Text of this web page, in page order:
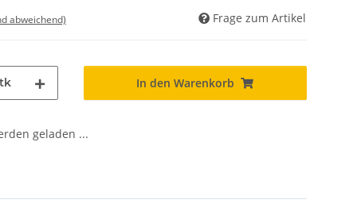
abweichend) Frage zum Artikel
In den Warenkorb
geladen ...